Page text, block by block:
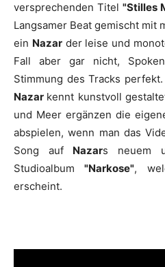
versprechenden Titel "Stilles
Langsamer Beat gemischt mit
ein Nazarder leise und
Fall aber gar nicht,
Stimmung des Tracks
Nazar kennt kunstvoll
und Meer ergänzen die
abspielen, wenn man das
Song auf Nazars neuem
Studioalbum"Narkose",
erscheint.